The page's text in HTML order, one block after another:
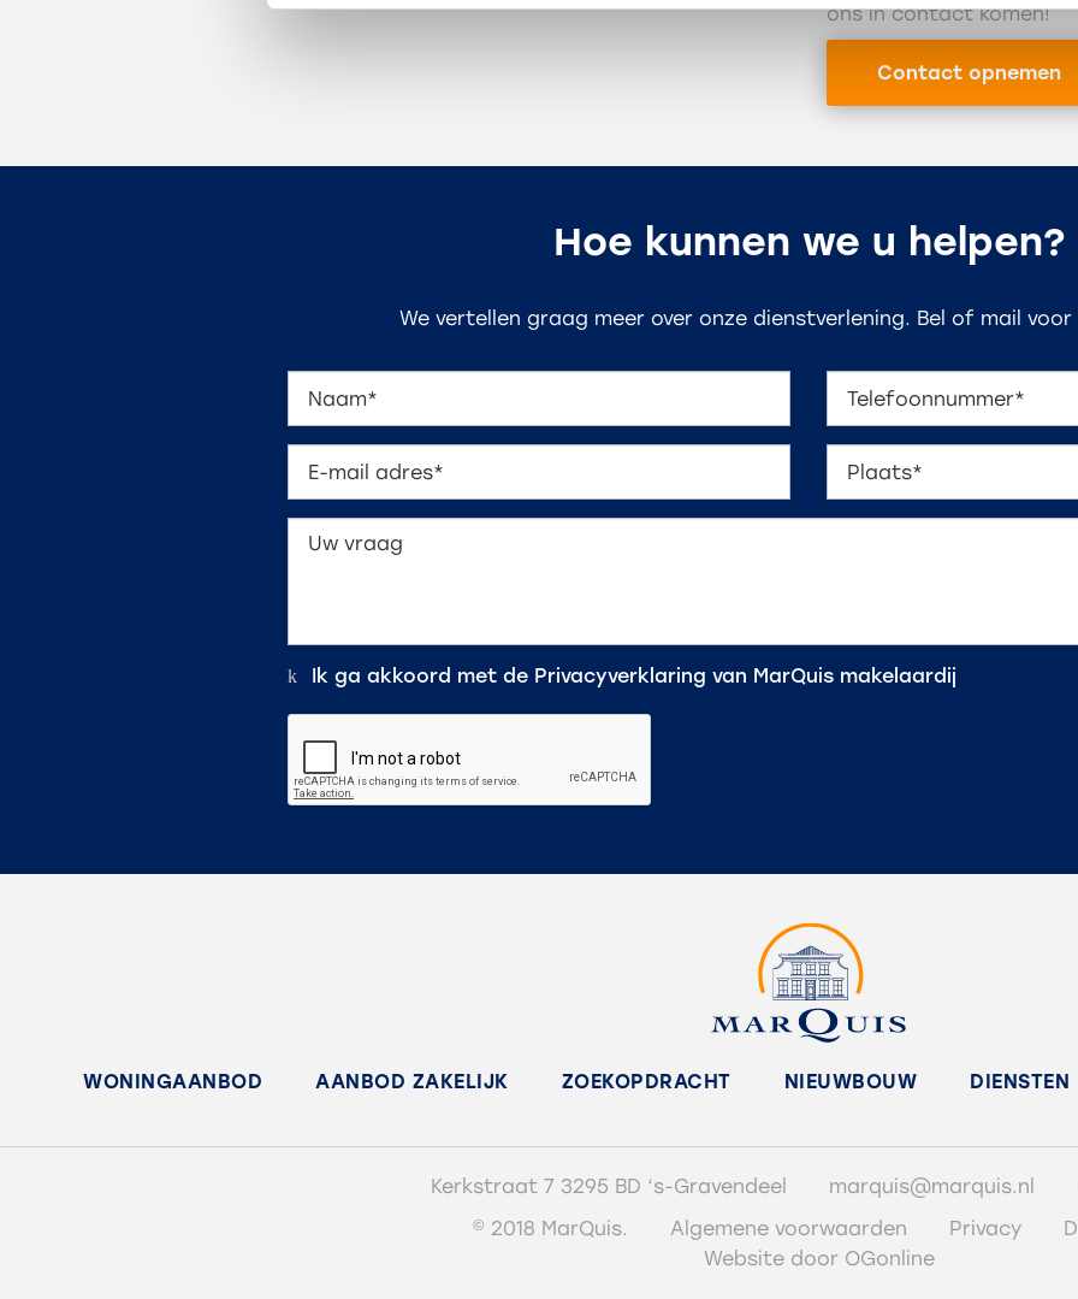
ons in contact komen!
Contact opnemen
Hoe kunnen we u helpen?
We vertellen graag meer over onze dienstverlening. Bel of mail
Ik ga akkoord met de Privacyverklaring van MarQuis makelaardij
WONINGAANBOD AANBOD ZAKELIJK ZOEKOPDRACHT NIEUWBOUW DIENSTEN
Kerkstraat 7 3295 BD ‘s-Gravendeel marquis@marquis.nl
© 2018 MarQuis.
Algemene voorwaarden Privacy
Website door OGonline